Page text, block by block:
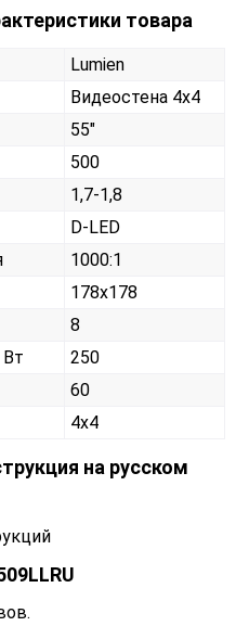
товара
Lumien
Видеостена 4х4
55"
500
1,7-1,8
D-LED
1000:1
178x178
8
Вт
250
60
4x4
на русском